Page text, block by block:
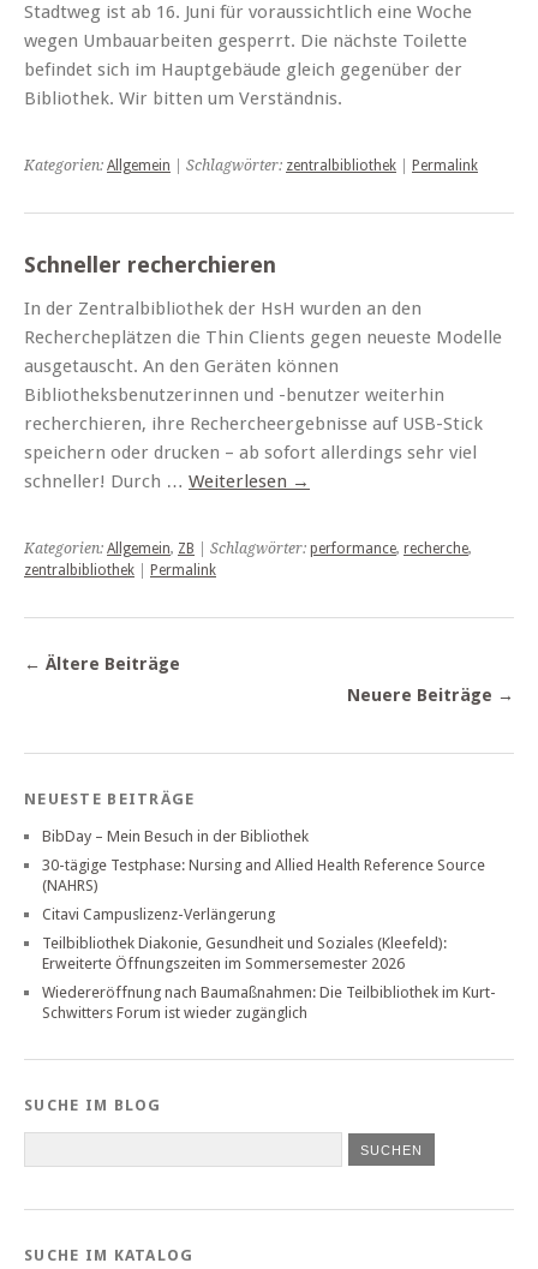
Stadtweg ist ab 16. Juni für voraussichtlich eine Woche
wegen Umbauarbeiten gesperrt. Die nächste Toilette
befindet sich im Hauptgebäude gleich gegenüber der
Bibliothek. Wir bitten um Verständnis.
Kategorien: Allgemein | Schlagwörter: zentralbibliothek Permalink
Schneller recherchieren
In der Zentralbibliothek der HsH wurden an den
Rechercheplätzen die Thin Clients gegen neueste Modelle
ausgetauscht. An den Geräten können
Bibliotheksbenutzerinnen und -benutzer weiterhin
recherchieren, ihre Rechercheergebnisse auf USB-Stick
speichern oder drucken – ab sofort allerdings sehr viel
schneller! Durch … Weiterlesen →
Kategorien: Allgemein, ZB | Schlagwörter: performance, recherche,
zentralbibliothek
Permalink
← Ältere Beiträge
Neuere Beiträge →
NEUESTE BEITRÄGE
BibDay – Mein Besuch in der Bibliothek
30-tägige Testphase: Nursing and Allied Health Reference Source
(NAHRS)
Citavi Campuslizenz-Verlängerung
Teilbibliothek Diakonie, Gesundheit und Soziales (Kleefeld):
Erweiterte Öffnungszeiten im Sommersemester 2026
Wiedereröffnung nach Baumaßnahmen: Die Teilbibliothek im Kurt-
Schwitters Forum ist wieder zugänglich
SUCHE IM BLOG
SUCHE IM KATALOG